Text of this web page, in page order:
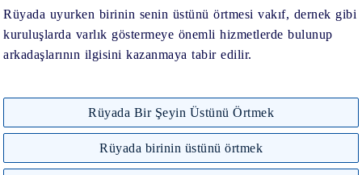
Rüyada uyurken birinin senin üstünü örtmesi vakıf, dernek gibi
kuruluşlarda varlık göstermeye önemli hizmetlerde bulunup
arkadaşlarının ilgisini kazanmaya tabir edilir.
Rüyada Bir Şeyin Üstünü Örtmek
Rüyada birinin üstünü örtmek